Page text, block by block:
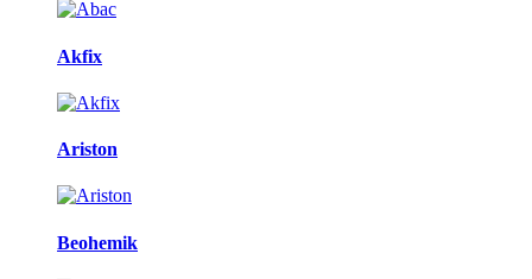
Akfix
Ariston
Beohemik